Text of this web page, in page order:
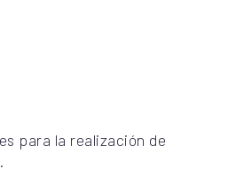
para la realización de